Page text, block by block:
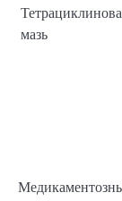
мазь